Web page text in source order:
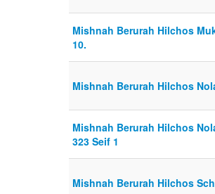
Mishnah Berurah Hilchos
10.
Mishnah Berurah Hilchos
Mishnah Berurah Hilchos
323 Seif 1
Mishnah Berurah Hilchos